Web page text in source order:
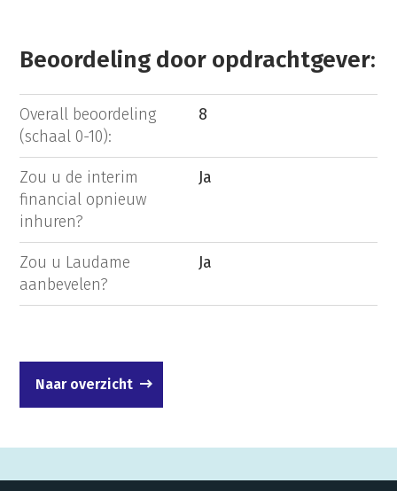
Beoordeling door opdrachtgever:
Overall beoordeling
(schaal 0-10):
8
Zou u de interim
financial opnieuw
inhuren?
Ja
Zou u Laudame
aanbevelen?
Ja
Naar overzicht